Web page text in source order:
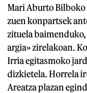
Mari Aburto Bilboko
zuen konpartsek
zituela
argia» zirelakoan.
Irria egitasmoko
dizkietela. Horrela
Areatza plazan